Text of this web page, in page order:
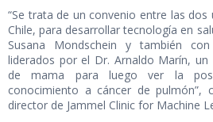
“Se trata de un convenio entre las dos
Chile, para desarrollar tecnología en
Susana Mondschein y también
liderados por el Dr. Arnaldo Marín,
de mama para luego ver la
conocimiento a cáncer de pulmón”,
director de Jammel Clinic for Machine